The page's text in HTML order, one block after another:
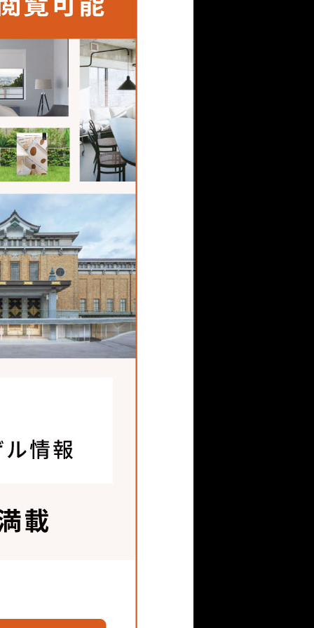
トを多く手掛けられて
ーレ⽇本館」展⽰のプ
ジェクトをご一緒する
で設計から施工まで行
あるTANKさんの事務所
た試作サンプルが転
しにつくってみるまで
けました。
りましたが、現地で施
探っていたところ、福
さんの工房でも作って
のが嬉しくて、「世田
です(笑)。